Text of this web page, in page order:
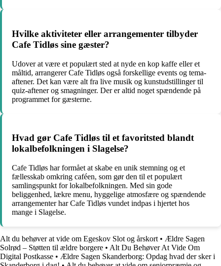
Hvilke aktiviteter eller arrangementer tilbyder
Cafe Tidløs sine gæster?
Udover at være et populært sted at nyde en kop kaffe eller et
måltid, arrangerer Cafe Tidløs også forskellige events og tema-
aftener. Det kan være alt fra live musik og kunstudstillinger til
quiz-aftener og smagninger. Der er altid noget spændende på
programmet for gæsterne.
Hvad gør Cafe Tidløs til et favoritsted blandt
lokalbefolkningen i Slagelse?
Cafe Tidløs har formået at skabe en unik stemning og et
fællesskab omkring caféen, som gør den til et populært
samlingspunkt for lokalbefolkningen. Med sin gode
beliggenhed, lækre menu, hyggelige atmosfære og spændende
arrangementer har Cafe Tidløs vundet indpas i hjertet hos
mange i Slagelse.
Alt du behøver at vide om Egeskov Slot og årskort • Ældre Sagen
Solrød – Støtten til ældre borgere • Alt Du Behøver At Vide Om
Digital Postkasse • Ældre Sagen Skanderborg: Opdag hvad der sker i